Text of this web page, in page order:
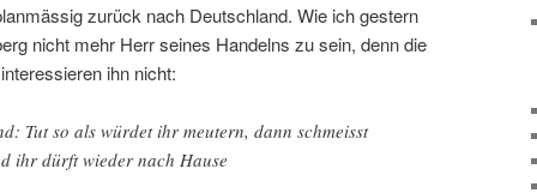
zurück nach Deutschland. Wie ich gestern
nicht mehr Herr seines Handelns zu sein, denn die
ihn nicht:
Tut so als würdet ihr meutern, dann schmeisst
ihr dürft wieder nach Hause